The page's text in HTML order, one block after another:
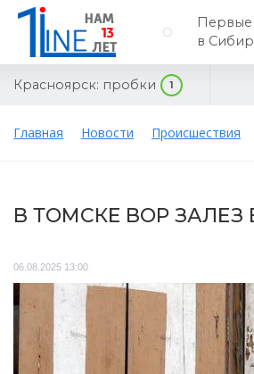
Первые
в
Красноярск: пробки 1
Главная Новости Происшествия
В ТОМСКЕ ВОР ЗАЛЕЗ
06.08.2025 13:00